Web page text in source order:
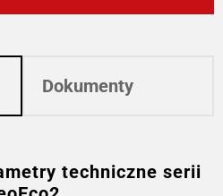
Dokumenty
techniczne serii